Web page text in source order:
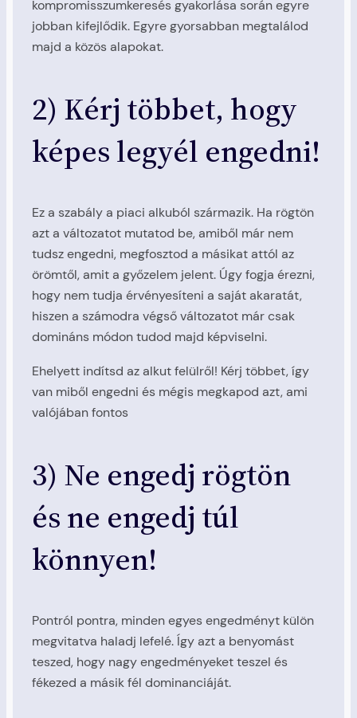
kompromisszumkeresés gyakorlása során egyre
jobban kifejlődik. Egyre gyorsabban megtalálod
majd a közös alapokat.
2) Kérj többet, hogy
képes legyél engedni!
Ez a szabály a piaci alkuból származik. Ha rögtön
azt a változatot mutatod be, amiből már nem
tudsz engedni, megfosztod a másikat attól az
örömtől, amit a győzelem jelent. Úgy fogja érezni,
hogy nem tudja érvényesíteni a saját akaratát,
hiszen a számodra végső változatot már csak
domináns módon tudod majd képviselni.
Ehelyett indítsd az alkut felülről! Kérj többet, így
van miből engedni és mégis megkapod azt, ami
valójában fontos
3) Ne engedj rögtön
és ne engedj túl
könnyen!
Pontról pontra, minden egyes engedményt külön
megvitatva haladj lefelé. Így azt a benyomást
teszed, hogy nagy engedményeket teszel és
fékezed a másik fél dominanciáját.